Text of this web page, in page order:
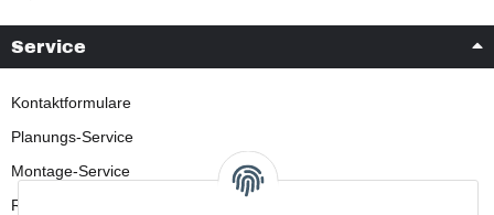
Service
Kontaktformulare
Planungs-Service
Montage-Service
Reparatur-Service